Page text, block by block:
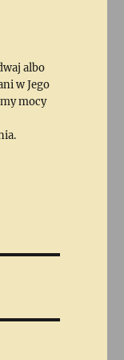
albo
w Jego
mocy